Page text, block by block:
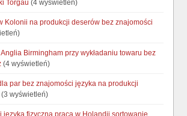
Torgau (4 wyświetleń)
Kolonii na produkcji deserów bez znajomości
Birmingham przy wykładaniu towaru bez
(4 wyświetleń)
par bez znajomości języka na produkcji
(3 wyświetleń)
języka fizyczna praca w Holandii sortowanie